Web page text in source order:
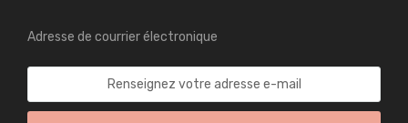
Adresse de courrier électronique